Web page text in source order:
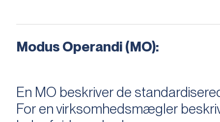
Modus Operandi (MO):
En MO beskriver de
For en virksomhedsmægler